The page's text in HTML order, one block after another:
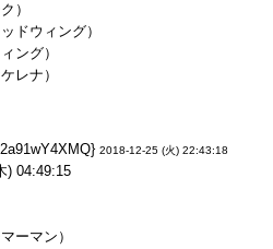
）
ドウィング）
ング）
レナ）
2018-12-25 (火) 22:43:18
) 04:49:15
ーマン）